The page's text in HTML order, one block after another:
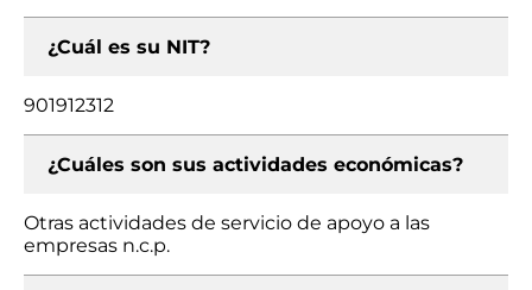
¿Cuál es su NIT?
901912312
¿Cuáles son sus actividades económicas?
Otras actividades de servicio de apoyo a las
empresas n.c.p.